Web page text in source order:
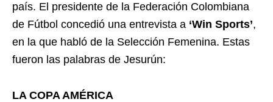
país. El presidente de la Federación Colombiana
de Fútbol concedió una entrevista a ‘Win Sports’,
en la que habló de la Selección Femenina. Estas
fueron las palabras de Jesurún:
LA COPA AMÉRICA